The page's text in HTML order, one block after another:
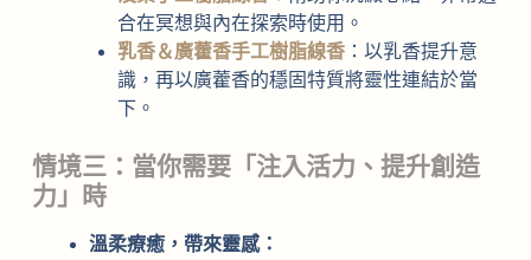
合在冥想與內在探索時使用。
乳香＆廣藿香手工樹脂線香：以乳香提升意
識，再以廣藿香的穩固特質將靈性連結於當
下。
情境三：當你需要「注入活力、提升創造
力」時
溫柔療癒，帶來靈感：